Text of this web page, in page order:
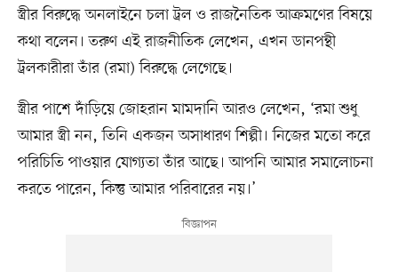
স্ত্রীর বিরুদ্ধে অনলাইনে চলা ট্রল ও রাজনৈতিক আক্রমণের বিষয়ে
কথা বলেন। তরুণ এই রাজনীতিক লেখেন, এখন ডানপন্থী
ট্রলকারীরা তাঁর (রমা) বিরুদ্ধে লেগেছে।
স্ত্রীর পাশে দাঁড়িয়ে জোহরান মামদানি আরও লেখেন, ‘রমা শুধু
আমার স্ত্রী নন, তিনি একজন অসাধারণ শিল্পী। নিজের মতো করে
পরিচিতি পাওয়ার যোগ্যতা তাঁর আছে। আপনি আমার সমালোচনা
করতে পারেন, কিন্তু আমার পরিবারের নয়।’